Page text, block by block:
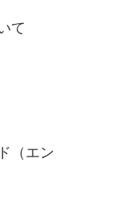
て
（エン